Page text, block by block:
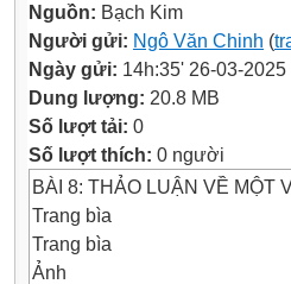
Nguồn: Bạch Kim
Người gửi: Ngô Văn Chinh (
Ngày gửi: 14h:35' 26-03-2025
Dung lượng: 20.8 MB
Số lượt tải: 0
Số lượt thích: 0 người
BÀI 8: THẢO LUẬN VỀ MỘT
Trang bìa
Trang bìa
Ảnh